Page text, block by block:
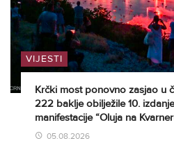
VIJESTI
Krčki most ponovno zasjao u
222 baklje obilježile 10.
manifestacije “Oluja na
05.08.2026